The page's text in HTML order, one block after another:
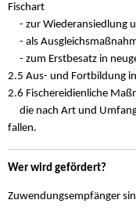
Fischart
- zur Wiederansiedlung
- als
- zum Erstbesatz in
2.5 Aus- und Fortbildung
2.6 Fischereidienliche
die nach Art und
fallen.
Wer wird gefördert?
Zuwendungsempfänger